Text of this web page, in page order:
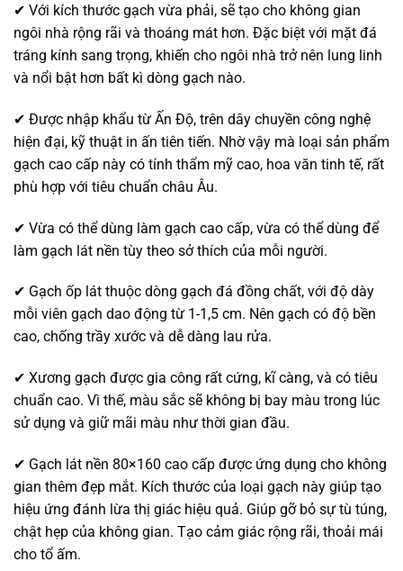
✔ Với kích thước gạch vừa phải, sẽ tạo cho không gian
ngôi nhà rộng rãi và thoáng mát hơn. Đặc biệt với mặt đá
tráng kính sang trọng, khiến cho ngôi nhà trở nên lung linh
và nổi bật hơn bất kì dòng gạch nào.
✔ Được nhập khẩu từ Ấn Độ, trên dây chuyền công nghệ
hiện đại, kỹ thuật in ấn tiên tiến. Nhờ vậy mà loại sản phẩm
gạch cao cấp này có tính thẩm mỹ cao, hoa văn tinh tế, rất
phù hợp với tiêu chuẩn châu Âu.
✔ Vừa có thể dùng làm gạch cao cấp, vừa có thể dùng để
làm gạch lát nền tùy theo sở thích của mỗi người.
✔ Gạch ốp lát thuộc dòng gạch đá đồng chất, với độ dày
mỗi viên gạch dao động từ 1-1,5 cm. Nên gạch có độ bền
cao, chống trầy xước và dễ dàng lau rửa.
✔ Xương gạch được gia công rất cứng, kĩ càng, và có tiêu
chuẩn cao. Vì thế, màu sắc sẽ không bị bay màu trong lúc
sử dụng và giữ mãi màu như thời gian đầu.
✔ Gạch lát nền 80×160 cao cấp được ứng dụng cho không
gian thêm đẹp mắt. Kích thước của loại gạch này giúp tạo
hiệu ứng đánh lừa thị giác hiệu quả. Giúp gỡ bỏ sự tù túng,
chật hẹp của không gian. Tạo cảm giác rộng rãi, thoải mái
cho tổ ấm.